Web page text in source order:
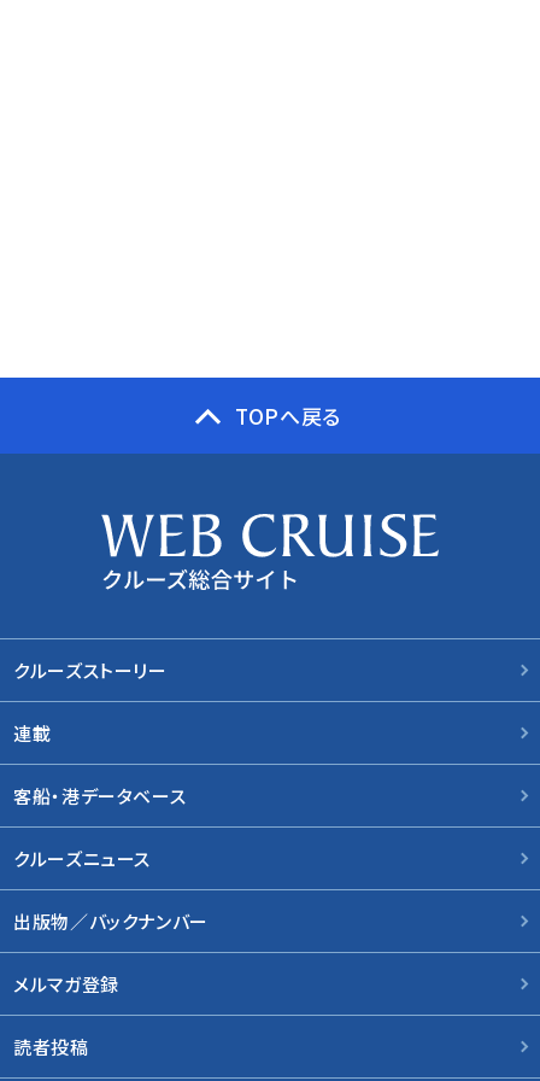
TOPへ戻る
クルーズストーリー
連載
客船・港データベース
クルーズニュース
出版物／バックナンバー
メルマガ登録
読者投稿